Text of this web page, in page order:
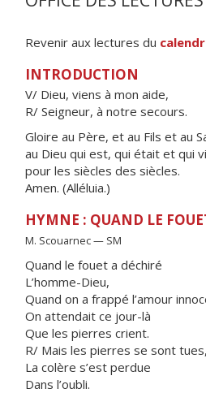
Revenir aux lectures du
INTRODUCTION
V/ Dieu, viens à mon aide,
R/ Seigneur, à notre secours.
Gloire au Père, et au Fils et au
au Dieu qui est, qui était et qui
pour les siècles des siècles.
Amen. (Alléluia.)
HYMNE : QUAND LE
M. Scouarnec — SM
Quand le fouet a déchiré
L’homme-Dieu,
Quand on a frappé l’amour
On attendait ce jour-là
Que les pierres crient.
R/ Mais les pierres se sont tues,
La colère s’est perdue
Dans l’oubli.